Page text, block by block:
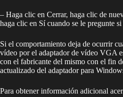
– Haga clic en Cerrar, haga clic de
haga clic en Sí cuando se le pregunte
Si el comportamiento deja de ocurrir
vídeo por el adaptador de vídeo VGA
con el fabricante del mismo con el fin
actualizado del adaptador para
Para obtener información adicional